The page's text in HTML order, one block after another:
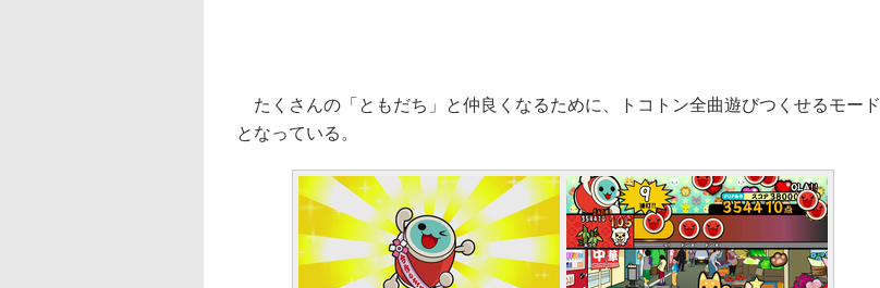
たくさんの「ともだち」と仲良くなるために、トコトン全曲遊びつくせるモード
となっている。